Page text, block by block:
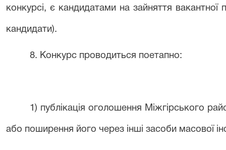
конкурсі, є кандидатами на зайняття
кандидати).
8. Конкурс проводиться поетапно:
1) публікація оголошення Міжгірського
або поширення його через інші засоби масової